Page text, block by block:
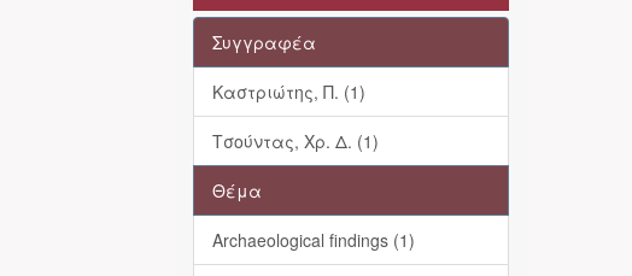
Συγγραφέα
Καστριώτης, Π. (1)
Τσούντας, Χρ. Δ. (1)
Θέμα
Archaeological findings (1)